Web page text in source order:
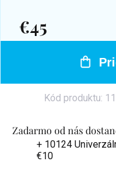
Zadarmo od nás
+ 10124
€10
€45
Jednotková
Kód produktu: